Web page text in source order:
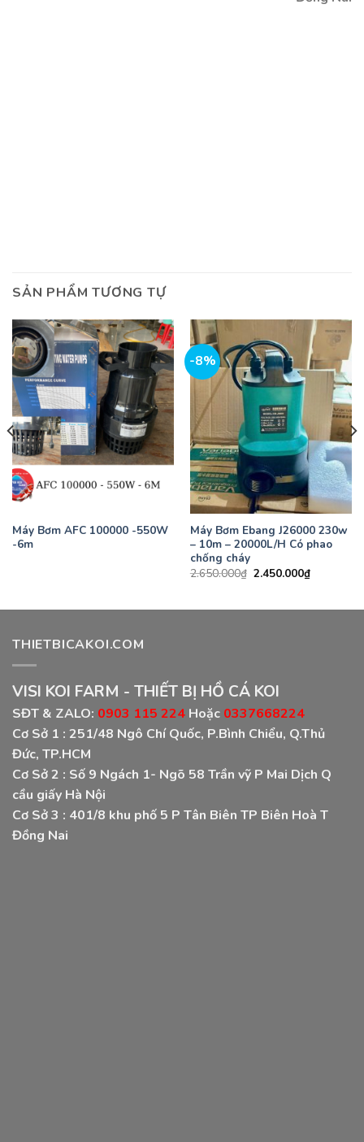
SẢN PHẨM TƯƠNG TỰ
Máy Bơm AFC 100000 -550W
-6m
-8%
Máy Bơm Ebang J26000 230w
– 10m – 20000L/H Có phao
chống cháy
2.650.000₫ Giá
2.450.000₫Giá
hiện
THIETBICAKOI.COM
VISI KOI FARM - THIẾT BỊ HỒ CÁ KOI
SĐT & ZALO: 0903 115 224 Hoặc 0337668224
Cơ Sở 1 : 251/48 Ngô Chí Quốc, P.Bình Chiểu, Q.Thủ
Đức, TP.HCM
Cơ Sở 2 : Số 9 Ngách 1- Ngõ 58 Trần vỹ P Mai Dịch Q
cầu giấy Hà Nội
Cơ Sở 3 : 401/8 khu phố 5 P Tân Biên TP Biên Hoà T
Đồng Nai